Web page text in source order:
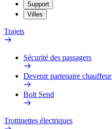
Support
Villes
Trajets
Sécurité des passagers
Devenir partenaire chauffeur
Bolt Send
Trottinettes électriques